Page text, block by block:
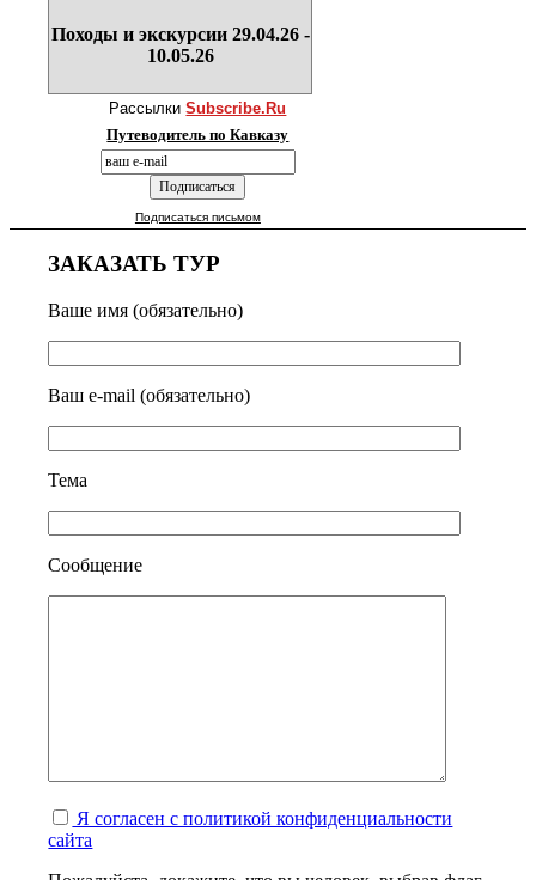
Походы и экскурсии 29.04.26 -
10.05.26
РассылкиSubscribe.Ru
Путеводитель по Кавказу
Подписаться письмом
ЗАКАЗАТЬ ТУР
Ваше имя (обязательно)
Ваш e-mail (обязательно)
Тема
Сообщение
Я согласен с политикой конфиденциальности
сайта